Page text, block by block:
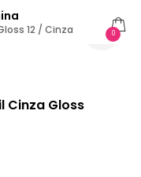
12 / Cinza 0
Cinza Gloss